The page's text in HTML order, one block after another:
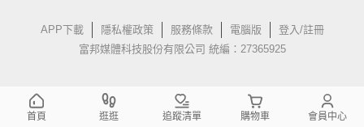
APP下載 隱私權政策 服務條款 電腦版
登入/註冊
富邦媒體科技股份有限公司 統編：27365925
首頁 逛逛 追蹤清單 購物車 會員中心